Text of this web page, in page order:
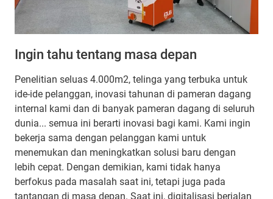
Ingin tahu tentang masa depan
Penelitian seluas 4.000m2, telinga yang terbuka untuk
ide-ide pelanggan, inovasi tahunan di pameran dagang
internal kami dan di banyak pameran dagang di seluruh
dunia... semua ini berarti inovasi bagi kami. Kami ingin
bekerja sama dengan pelanggan kami untuk
menemukan dan meningkatkan solusi baru dengan
lebih cepat. Dengan demikian, kami tidak hanya
berfokus pada masalah saat ini, tetapi juga pada
tantangan di masa depan. Saat ini, digitalisasi berjalan